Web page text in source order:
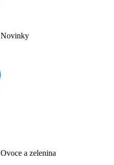
Novinky
Ovoce a zelenina